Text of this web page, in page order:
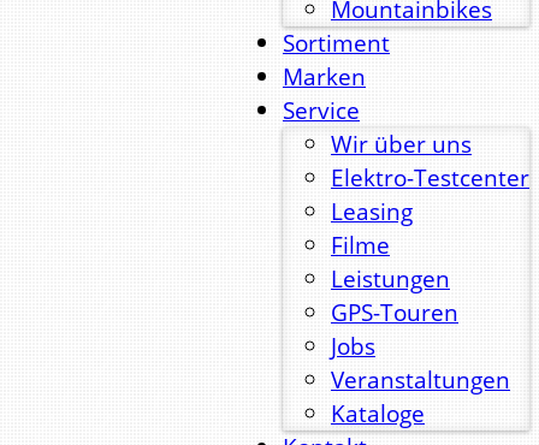
Mountainbikes
Sortiment
Marken
Service
Wir über uns
Elektro-Testcenter
Leasing
Filme
Leistungen
GPS-Touren
Jobs
Veranstaltungen
Kataloge